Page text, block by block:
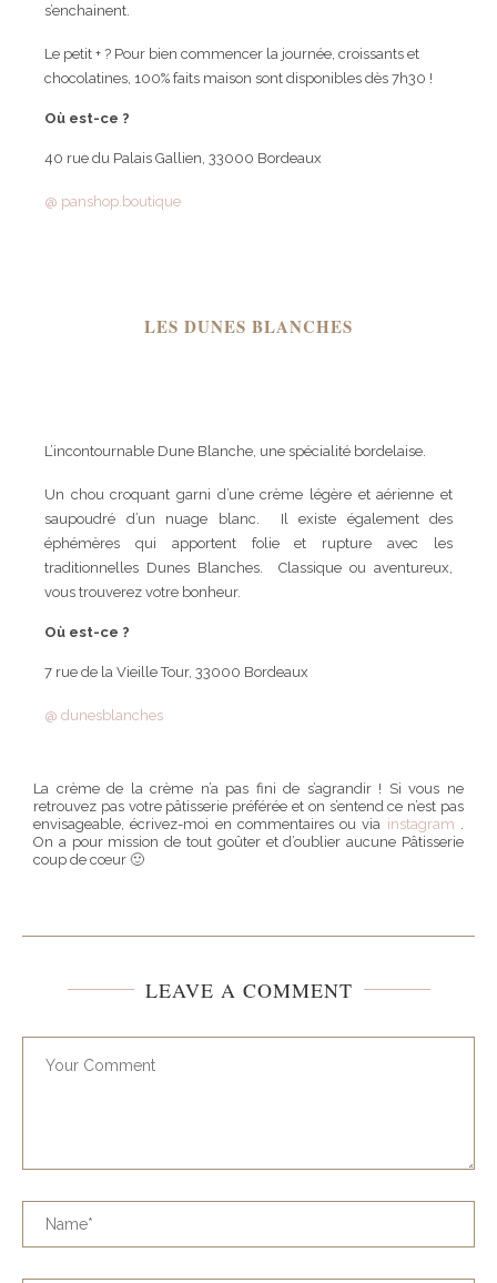
s’enchainent.
Le petit + ? Pour bien commencer la journée, croissants et
chocolatines, 100% faits maison sont disponibles dès 7h30 !
Où est-ce ?
40 rue du Palais Gallien, 33000 Bordeaux
@ panshop.boutique
LES DUNES BLANCHES
L’incontournable Dune Blanche, une spécialité bordelaise.
Un chou croquant garni d’une crème légère et aérienne et
saupoudré d’un nuage blanc. Il existe également des
éphémères qui apportent folie et rupture avec les
traditionnelles Dunes Blanches. Classique ou aventureux,
vous trouverez votre bonheur.
Où est-ce ?
7 rue de la Vieille Tour, 33000 Bordeaux
@ dunesblanches
La crème de la crème n’a pas fini de s’agrandir ! Si vous ne
retrouvez pas votre pâtisserie préférée et on s’entend ce n’est pas
envisageable, écrivez-moi en commentaires ou via instagram .
On a pour mission de tout goûter et d’oublier aucune Pâtisserie
coup de cœur 🙂
LEAVE A COMMENT